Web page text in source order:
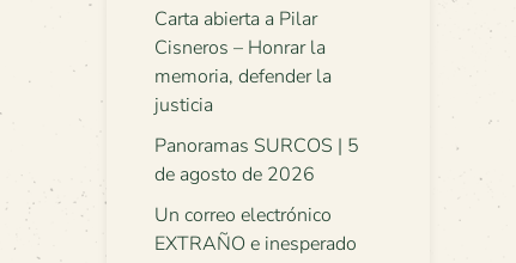
Carta abierta a Pilar
Cisneros – Honrar la
memoria, defender la
justicia
Panoramas SURCOS | 5
de agosto de 2026
Un correo electrónico
EXTRAÑO e inesperado